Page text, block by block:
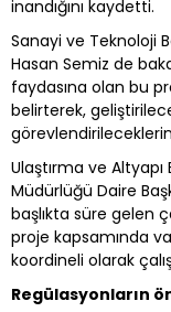
inandığını kaydetti.
Sanayi ve Teknoloji
Hasan Semiz de
faydasına olan bu
belirterek,
Ulaştırma ve Altyapı
Müdürlüğü Daire
başlıkta süre gelen
proje kapsamında
koordineli olarak
Regülasyonların